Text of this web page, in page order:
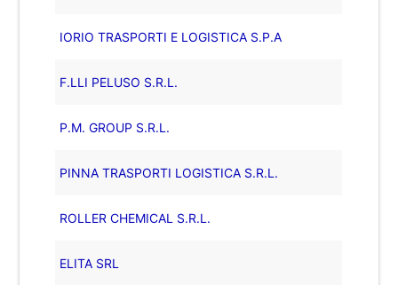
IORIO TRASPORTI E LOGISTICA S.P.A
F.LLI PELUSO S.R.L.
P.M. GROUP S.R.L.
PINNA TRASPORTI LOGISTICA S.R.L.
ROLLER CHEMICAL S.R.L.
ELITA SRL